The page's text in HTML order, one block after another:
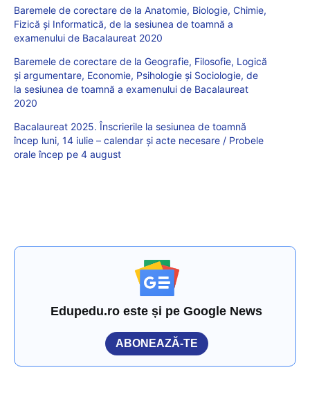
Baremele de corectare de la Anatomie, Biologie, Chimie,
Fizică și Informatică, de la sesiunea de toamnă a
examenului de Bacalaureat 2020
Baremele de corectare de la Geografie, Filosofie, Logică
și argumentare, Economie, Psihologie și Sociologie, de
la sesiunea de toamnă a examenului de Bacalaureat
2020
Bacalaureat 2025. Înscrierile la sesiunea de toamnă
încep luni, 14 iulie – calendar și acte necesare / Probele
orale încep pe 4 august
Edupedu.ro este și pe Google News
ABONEAZĂ-TE